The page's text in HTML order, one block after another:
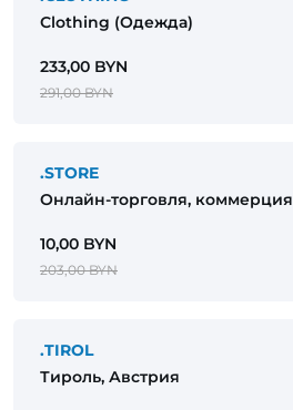
Сlothing (Одежда)
233,00 BYN
291,00 BYN
.STORE
Онлайн-торговля, коммерция
10,00 BYN
203,00 BYN
.TIROL
Тироль, Австрия